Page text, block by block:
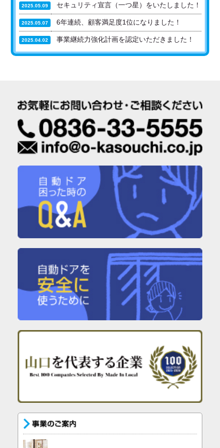
2025.05.09 セキュリティ宣言（一つ星）をいたしました！
2025.05.07 6年連続、顧客満足度1位になりました！
2025.04.02 事業継続力強化計画を認定いただきました！